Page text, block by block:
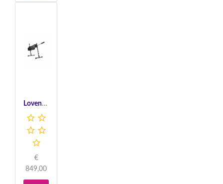
Lovense Sex Machine - Black
€
849,00